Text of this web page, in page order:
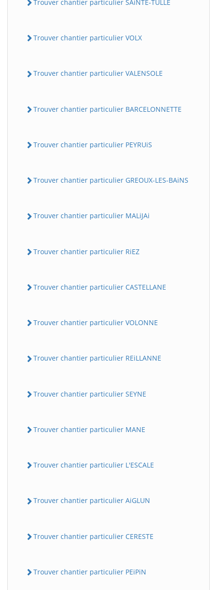
Trouver chantier particulier SAiNTE-TULLE
Trouver chantier particulier VOLX
Trouver chantier particulier VALENSOLE
Trouver chantier particulier BARCELONNETTE
Trouver chantier particulier PEYRUiS
Trouver chantier particulier GREOUX-LES-BAiNS
Trouver chantier particulier MALiJAi
Trouver chantier particulier RiEZ
Trouver chantier particulier CASTELLANE
Trouver chantier particulier VOLONNE
Trouver chantier particulier REiLLANNE
Trouver chantier particulier SEYNE
Trouver chantier particulier MANE
Trouver chantier particulier L'ESCALE
Trouver chantier particulier AiGLUN
Trouver chantier particulier CERESTE
Trouver chantier particulier PEiPiN